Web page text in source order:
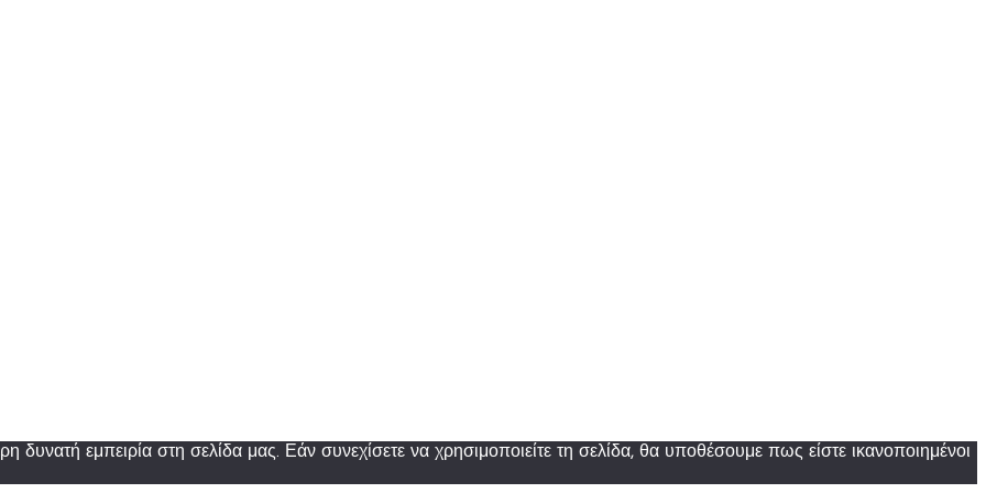
εμπειρία στη σελίδα μας. Εάν συνεχίσετε να χρησιμοποιείτε τη σελίδα, θα υποθέσουμε πως είστε ικανοποιημένοι